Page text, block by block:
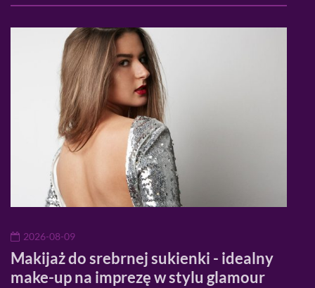
2026-08-09
Makijaż do srebrnej sukienki - idealny
make-up na imprezę w stylu glamour